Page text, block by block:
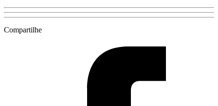
Compartilhe